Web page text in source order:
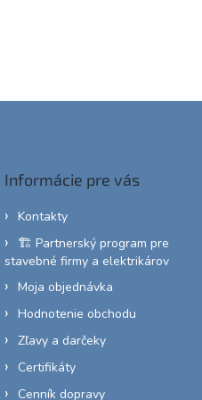
Informácie pre vás
Kontakty
🏗️ Partnerský program pre
stavebné firmy a elektrikárov
Moja objednávka
Hodnotenie obchodu
Zľavy a darčeky
Certifikáty
Cenník dopravy